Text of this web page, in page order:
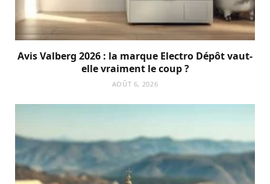
Avis Valberg 2026 : la marque Electro Dépôt vaut-
elle vraiment le coup ?
AOÛT 6, 2026